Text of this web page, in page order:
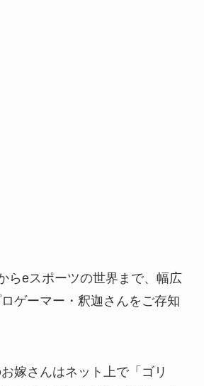
らeスポーツの世界まで、幅広
ゲーマー・釈迦さんをご存知
嫁さんはネット上で「ゴリ